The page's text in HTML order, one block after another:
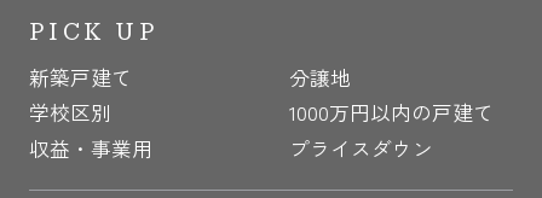
PICK UP
新築戸建て
分譲地
学校区別
1000万円以内の戸建て
収益・事業用
プライスダウン